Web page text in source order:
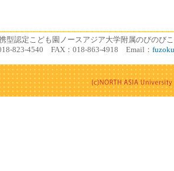
型認定こども園ノースアジア大学附属のびの
823-4540 FAX：018-863-4918 Email：